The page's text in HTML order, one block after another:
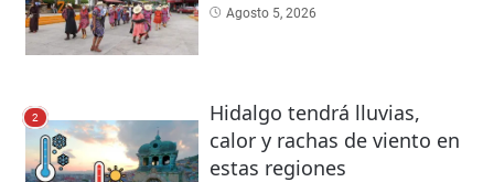
Agosto 5, 2026
2
Hidalgo tendrá lluvias,
calor y rachas de viento en
estas regiones